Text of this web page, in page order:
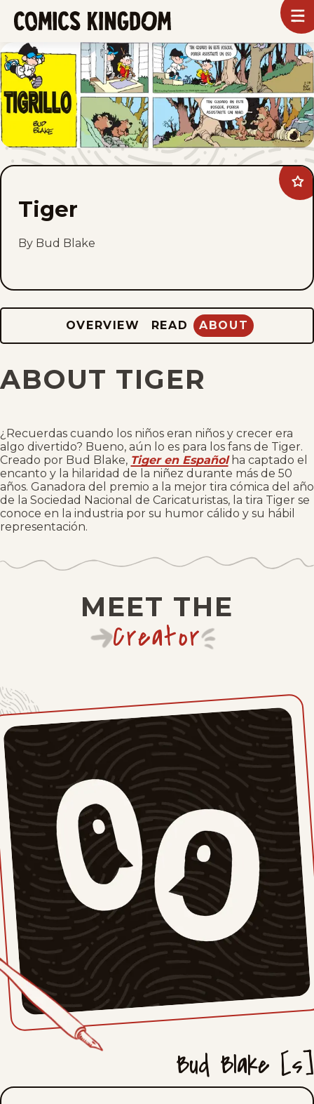
SKIP
TO
MAIN
CONTENT
Kingdom
Tiger
By Bud Blake
OVERVIEW READ ABOUT
ABOUT TIGER
¿Recuerdas cuando los niños eran niños y crecer era
algo divertido? Bueno, aún lo es para los fans de Tiger.
Creado por Bud Blake, Tiger en Españolha captado el
encanto y la hilaridad de la niñez durante más de 50
años. Ganadora del premio a la mejor tira cómica del año
de la Sociedad Nacional de Caricaturistas, la tira Tiger se
conoce en la industria por su humor cálido y su hábil
representación.
MEET THE
Creator
Bud Blake [s]